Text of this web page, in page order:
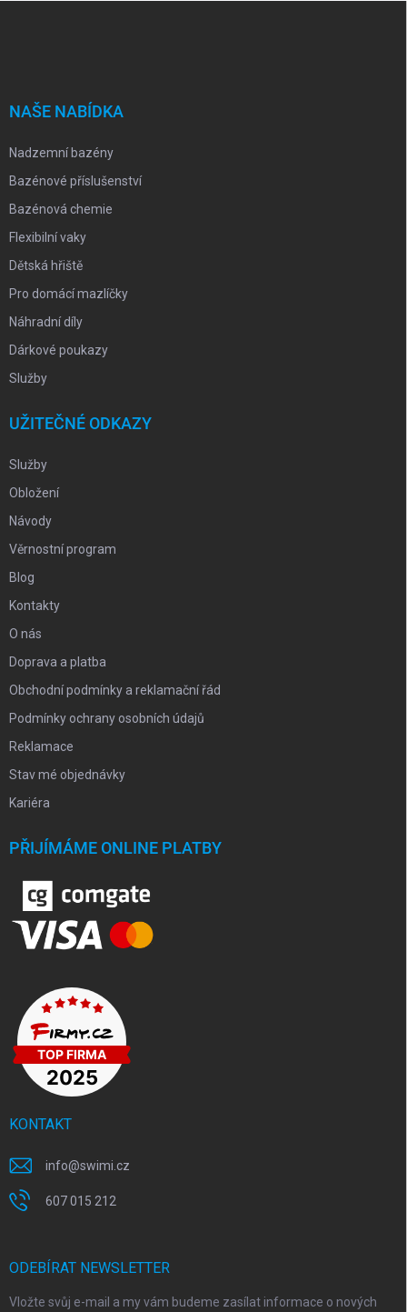
NAŠE NABÍDKA
Nadzemní bazény
Bazénové příslušenství
Bazénová chemie
Flexibilní vaky
Dětská hřiště
Pro domácí mazlíčky
Náhradní díly
Dárkové poukazy
Služby
UŽITEČNÉ ODKAZY
Služby
Obložení
Návody
Věrnostní program
Blog
Kontakty
O nás
Doprava a platba
Obchodní podmínky a reklamační řád
Podmínky ochrany osobních údajů
Reklamace
Stav mé objednávky
Kariéra
PŘIJÍMÁME ONLINE PLATBY
KONTAKT
info@swimi.cz
607 015 212
ODEBÍRAT NEWSLETTER
Vložte svůj e-mail a my vám budeme zasílat informace o nových